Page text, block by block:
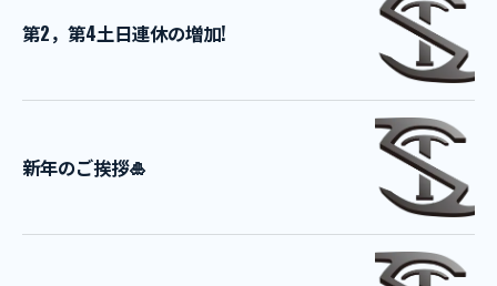
第2，第4土日連休の増加!
新年のご挨拶🎍